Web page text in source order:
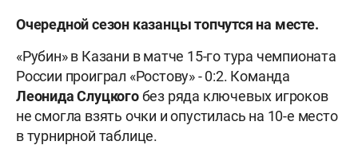
Очередной сезон казанцы топчутся на месте.
«Рубин» в Казани в матче 15-го тура чемпионата
России проиграл «Ростову» - 0:2. Команда
Леонида Слуцкогобез ряда ключевых игроков
не смогла взять очки и опустилась на 10-е место
в турнирной таблице.